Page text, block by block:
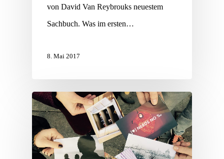
von David Van Reybrouks neuestem
Sachbuch. Was im ersten…
8. Mai 2017